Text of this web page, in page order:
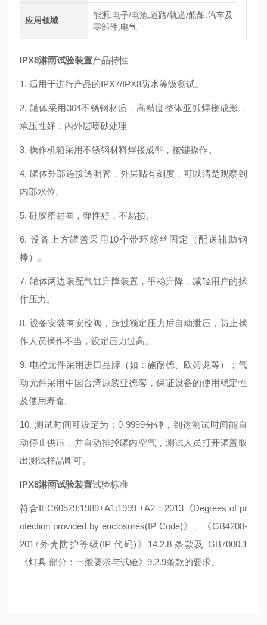
应用领域
能源,电子/电池,道路/轨道/船舶,汽车及
零部件,电气
IPX8淋雨试验装置产品特性
1. 适用于进行产品的IPX7/IPX8防水等级测试。
2. 罐体采用304不锈钢材质，高精度整体亚弧焊接成形，
承压性好；内外层喷砂处理
3. 操作机箱采用不锈钢材料焊接成型，按键操作。
4. 罐体外部连接透明管，外层贴有刻度，可以清楚观察到
内部水位。
5. 硅胶密封圈，弹性好，不易损。
6. 设备上方罐盖采用10个带环螺丝固定（配送辅助钢
棒）。
7. 罐体两边装配气缸升降装置，平稳升降，减轻用户的操
作压力。
8. 设备安装有安佺阀，超过额定压力后自动泄压，防止操
作人员操作不当，设定压力过高。
9. 电控元件采用进口品牌（如：施耐德、欧姆龙等）；气
动元件采用中国台湾原装亚德客，保证设备的使用稳定性
及使用寿命。
10. 测试时间可设定为：0-9999分钟，到达测试时间能自
动停止供压，并自动排掉罐内空气，测试人员打开罐盖取
出测试样品即可。
IPX8淋雨试验装置试验标准
符合IEC60529:1989+A1:1999 +A2：2013《Degrees of pr
otection provided by enclosures(IP Code)》、《GB4208-
2017外壳防护等级(IP 代码)》14.2.8 条款及 GB7000.1
《灯具 部分：一般要求与试验》9.2.9条款的要求。